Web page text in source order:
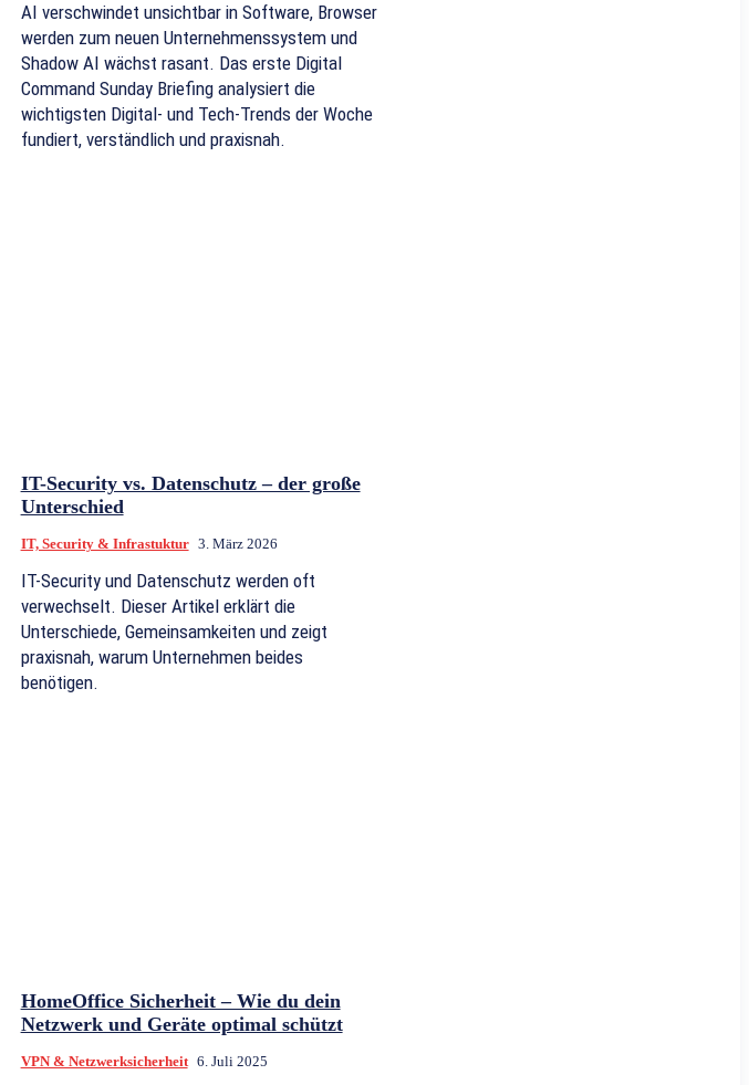
AI verschwindet unsichtbar in Software, Browser
werden zum neuen Unternehmenssystem und
Shadow AI wächst rasant. Das erste Digital
Command Sunday Briefing analysiert die
wichtigsten Digital- und Tech-Trends der Woche
fundiert, verständlich und praxisnah.
IT-Security vs. Datenschutz – der große
Unterschied
IT, Security & Infrastuktur 3. März 2026
IT-Security und Datenschutz werden oft
verwechselt. Dieser Artikel erklärt die
Unterschiede, Gemeinsamkeiten und zeigt
praxisnah, warum Unternehmen beides
benötigen.
HomeOffice Sicherheit – Wie du dein
Netzwerk und Geräte optimal schützt
VPN & Netzwerksicherheit 6. Juli 2025